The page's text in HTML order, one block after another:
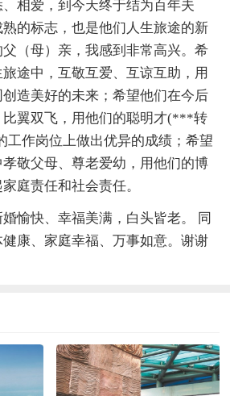
相爱，到今天终于结为百年夫
的标志，也是他们人生旅途的新
（母）亲，我感到非常高兴。希
途中，互敬互爱、互谅互助，用
造美好的未来；希望他们在今后
比翼双飞，用他们的聪明才(***转
工作岗位上做出优异的成绩；希望
敬父母、尊老爱幼，用他们的博
庭责任和社会责任。
愉快、幸福美满，白头皆老。 同
康、家庭幸福、万事如意。谢谢